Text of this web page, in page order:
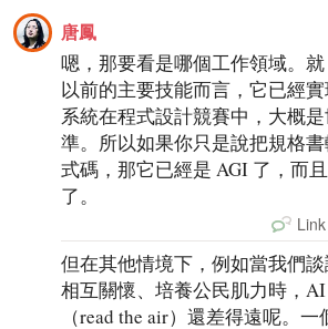
唐鳳
嗯，那要看是哪個工作領域。
以前的主要技能而言，它已經
系統在程式設計競賽中，大概
準。所以如果你只是說把規格
式碼，那它已經是 AGI 了，而
了。
但在其他情境下，例如當我們
相互關懷、培養公民肌力時，AI
（read the air）還差得遠呢。